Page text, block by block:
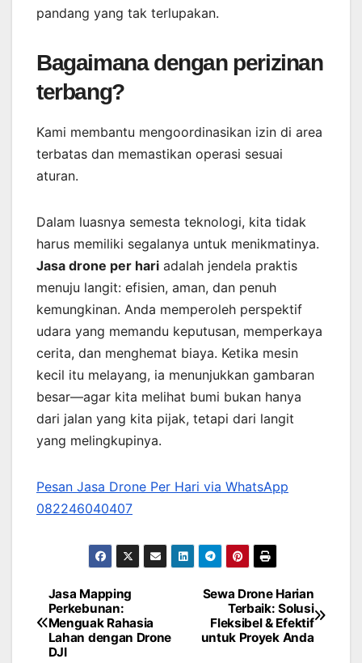
pandang yang tak terlupakan.
Bagaimana dengan perizinan
terbang?
Kami membantu mengoordinasikan izin di area
terbatas dan memastikan operasi sesuai
aturan.
Dalam luasnya semesta teknologi, kita tidak
harus memiliki segalanya untuk menikmatinya.
Jasa drone per hari adalah jendela praktis
menuju langit: efisien, aman, dan penuh
kemungkinan. Anda memperoleh perspektif
udara yang memandu keputusan, memperkaya
cerita, dan menghemat biaya. Ketika mesin
kecil itu melayang, ia menunjukkan gambaran
besar—agar kita melihat bumi bukan hanya
dari jalan yang kita pijak, tetapi dari langit
yang melingkupinya.
Pesan Jasa Drone Per Hari via WhatsApp
082246040407
Post
navigation
Sewa Drone Harian
Terbaik: Solusi
Fleksibel & Efektif
untuk Proyek Anda
Jasa Mapping
Perkebunan:
Menguak Rahasia
Lahan dengan Drone
DJI